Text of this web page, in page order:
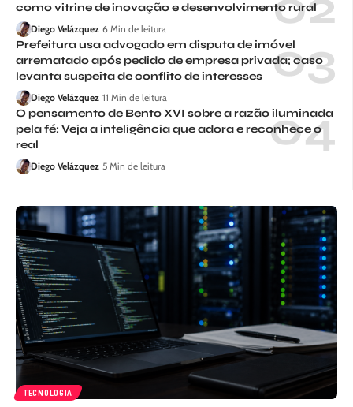
como vitrine de inovação e desenvolvimento rural
Diego Velázquez 6 Min de leitura
Prefeitura usa advogado em disputa de imóvel
arrematado após pedido de empresa privada; caso
levanta suspeita de conflito de interesses
Diego Velázquez 11 Min de leitura
O pensamento de Bento XVI sobre a razão iluminada
pela fé: Veja a inteligência que adora e reconhece o
real
Diego Velázquez 5 Min de leitura
TECNOLOGIA